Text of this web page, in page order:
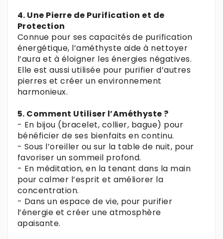
4. Une Pierre de Purification et de
Protection
Connue pour ses capacités de purification
énergétique, l’améthyste aide à nettoyer
l’aura et à éloigner les énergies négatives.
Elle est aussi utilisée pour purifier d’autres
pierres et créer un environnement
harmonieux.
5. Comment Utiliser l’Améthyste ?
- En bijou (bracelet, collier, bague) pour
bénéficier de ses bienfaits en continu.
- Sous l’oreiller ou sur la table de nuit, pour
favoriser un sommeil profond.
- En méditation, en la tenant dans la main
pour calmer l’esprit et améliorer la
concentration.
- Dans un espace de vie, pour purifier
l’énergie et créer une atmosphère
apaisante.